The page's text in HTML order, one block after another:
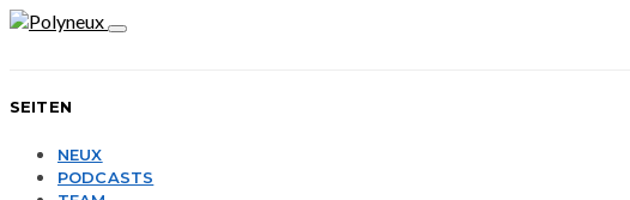
SEITEN
NEUX
PODCASTS